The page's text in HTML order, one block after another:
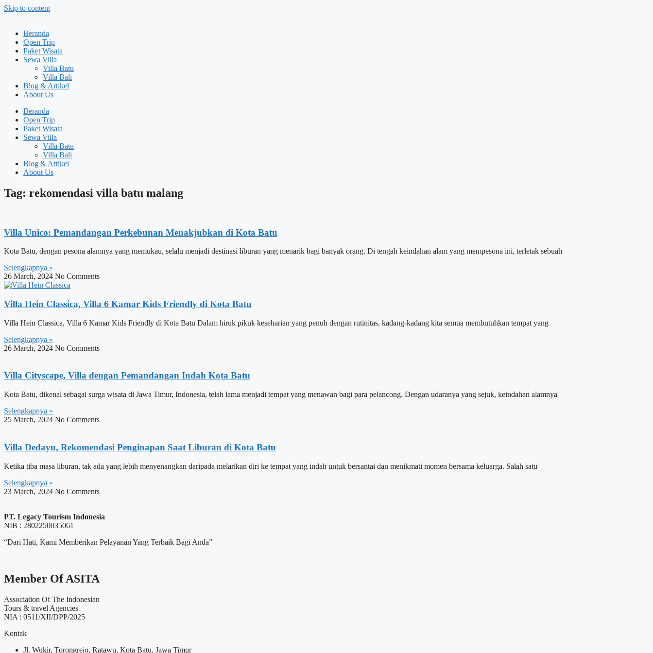
Skip to content
Beranda
Open Trip
Paket Wisata
Sewa Villa
Villa Batu
Villa Bali
Blog & Artikel
About Us
Beranda
Open Trip
Paket Wisata
Sewa Villa
Villa Batu
Villa Bali
Blog & Artikel
About Us
Tag: rekomendasi villa batu malang
Villa Unico: Pemandangan Perkebunan Menakjubkan di Kota Batu
Kota Batu, dengan pesona alamnya yang memukau, selalu menjadi destinasi liburan yang menarik bagi banyak orang. Di tengah keindahan alam yang mempesona ini, terletak sebuah
Selengkapnya »
26 March, 2024 No Comments
Villa Hein Classica, Villa 6 Kamar Kids Friendly di Kota Batu
Villa Hein Classica, Villa 6 Kamar Kids Friendly di Kota Batu Dalam hiruk pikuk keseharian yang penuh dengan rutinitas, kadang-kadang kita semua membutuhkan tempat yang
Selengkapnya »
26 March, 2024 No Comments
Villa Cityscape, Villa dengan Pemandangan Indah Kota Batu
Kota Batu, dikenal sebagai surga wisata di Jawa Timur, Indonesia, telah lama menjadi tempat yang menawan bagi para pelancong. Dengan udaranya yang sejuk, keindahan alamnya
Selengkapnya »
25 March, 2024 No Comments
Villa Dedayu, Rekomendasi Penginapan Saat Liburan di Kota Batu
Ketika tiba masa liburan, tak ada yang lebih menyenangkan daripada melarikan diri ke tempat yang indah untuk bersantai dan menikmati momen bersama keluarga. Salah satu
Selengkapnya »
23 March, 2024 No Comments
PT. Legacy Tourism Indonesia
NIB : 2802250035061
“Dari Hati, Kami Memberikan Pelayanan Yang Terbaik Bagi Anda”
Member Of ASITA
Association Of The Indonesian
Tours & travel Agencies
NIA : 0511/XII/DPP/2025
Kontak
Jl. Wukir, Torongrejo, Ratawu, Kota Batu, Jawa Timur